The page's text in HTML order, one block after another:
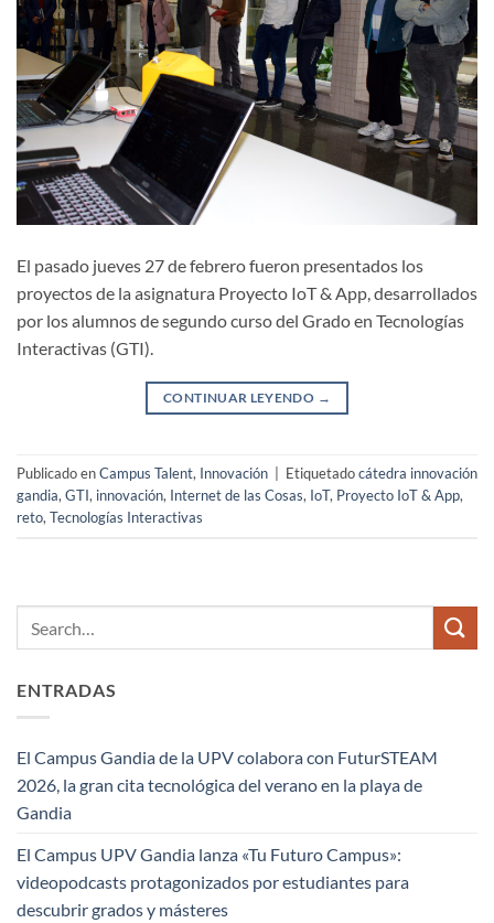
El pasado jueves 27 de febrero fueron presentados los
proyectos de la asignatura Proyecto IoT & App, desarrollados
por los alumnos de segundo curso del Grado en Tecnologías
Interactivas (GTI).
CONTINUAR LEYENDO →
Publicado enCampus Talent, Innovación Etiquetadocátedra innovación
gandia,GTI, innovación, Internet de las Cosas, IoT, Proyecto IoT & App,
reto,Tecnologías Interactivas
ENTRADAS
El Campus Gandia de la UPV colabora con FuturSTEAM
2026, la gran cita tecnológica del verano en la playa de
Gandia
El Campus UPV Gandia lanza «Tu Futuro Campus»:
videopodcasts protagonizados por estudiantes para
descubrir grados y másteres